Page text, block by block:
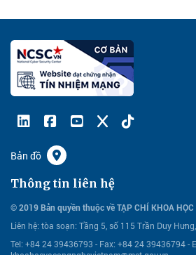
Bản đồ
Thông tin liên hệ
© 2019 Bản quyền thuộc về TẠP CHÍ KHOA HỌC
Liên hệ: tòa soạn: Tầng 5, số 115 Trần Duy
Tel: +84 24 39436793 - Fax: +84 24 39436794 -